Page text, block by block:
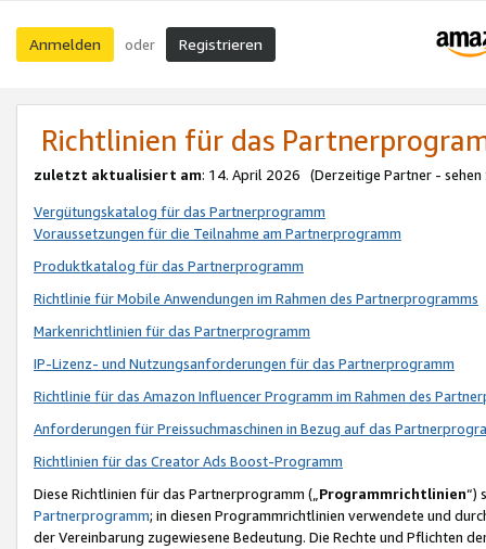
Anmelden oder Registrieren
Richtlinien für das
zuletzt aktualisiert am: 14. April 2026 (Derzeitige Partner - sehen
Vergütungskatalog für das Partnerprogramm
Voraussetzungen für die Teilnahme am Partnerprogramm
Produktkatalog für das Partnerprogramm
Richtlinie für Mobile Anwendungen im Rahmen des Partnerprogramms
Markenrichtlinien für das Partnerprogramm
IP-Lizenz- und Nutzungsanforderungen für das Partnerprogramm
Richtlinie für das Amazon Influencer Programm im Rahmen des
Anforderungen für Preissuchmaschinen in Bezug auf das
Richtlinien für das Creator Ads Boost-Programm
Diese Richtlinien für das Partnerprogramm („Programmrichtlinien“)
Partnerprogramm; in diesen Programmrichtlinien verwendete und
der Vereinbarung zugewiesene Bedeutung. Die Rechte und Pflichten